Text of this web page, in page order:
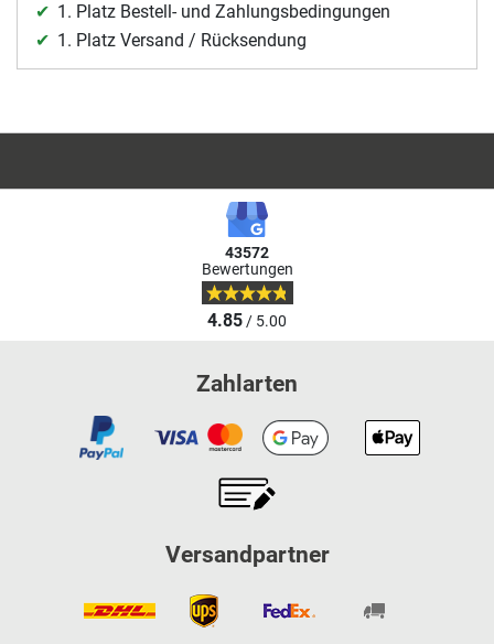
1. Platz Bestell- und Zahlungsbedingungen
1. Platz Versand / Rücksendung
43572
Bewertungen
4.85/ 5.00
Zahlarten
Versandpartner